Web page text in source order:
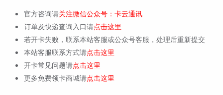
官方咨询请关注微信公众号：卡云通讯
订单及快递查询入口请点击这里
若开卡失败，联系本站客服或公众号客服，处理后重新提交
本站客服联系方式请点击这里
开卡常见问题请点击这里
更多免费领卡商城请点击这里